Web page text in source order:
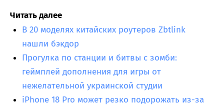
Читать далее
В 20 моделях китайских роутеров Zbtlink
нашли бэкдор
Прогулка по станции и битвы с зомби:
геймплей дополнения для игры от
нежелательной украинской студии
iPhone 18 Pro может резко подорожать из-за